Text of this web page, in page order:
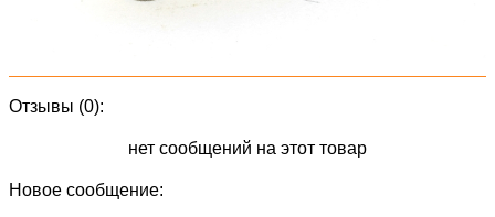
Отзывы (0):
нет сообщений на этот товар
Новое сообщение: